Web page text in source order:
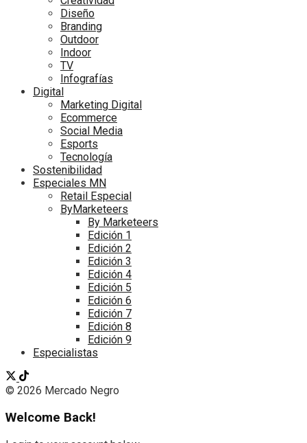
Diseño
Branding
Outdoor
Indoor
TV
Infografías
Digital
Marketing Digital
Ecommerce
Social Media
Esports
Tecnología
Sostenibilidad
Especiales MN
Retail Especial
ByMarketeers
By Marketeers
Edición 1
Edición 2
Edición 3
Edición 4
Edición 5
Edición 6
Edición 7
Edición 8
Edición 9
Especialistas
© 2026 Mercado Negro
Welcome Back!